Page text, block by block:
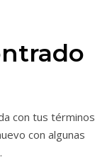
con tus términos
con algunas